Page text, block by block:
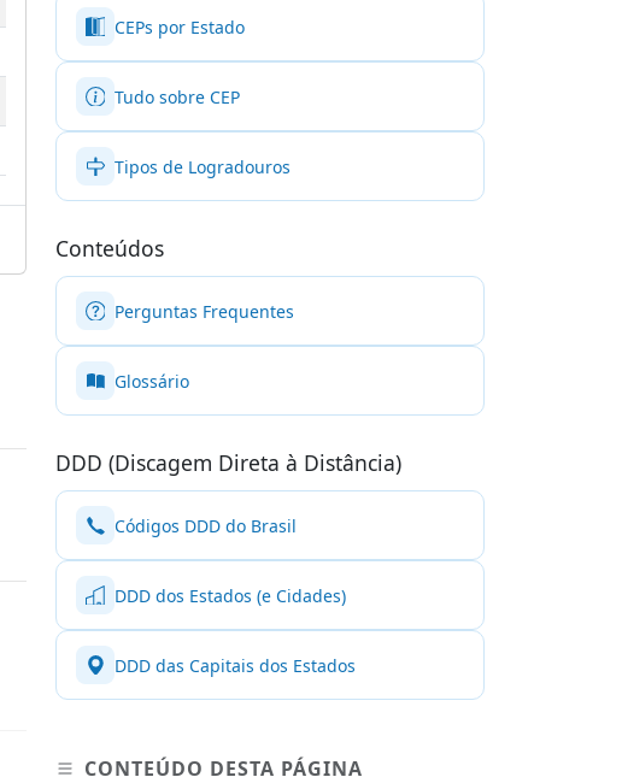
CEPs por Estado
Tudo sobre CEP
Tipos de Logradouros
Conteúdos
Perguntas Frequentes
Glossário
DDD (Discagem Direta à Distância)
Códigos DDD do Brasil
DDD dos Estados (e Cidades)
DDD das Capitais dos Estados
CONTEÚDO DESTA PÁGINA